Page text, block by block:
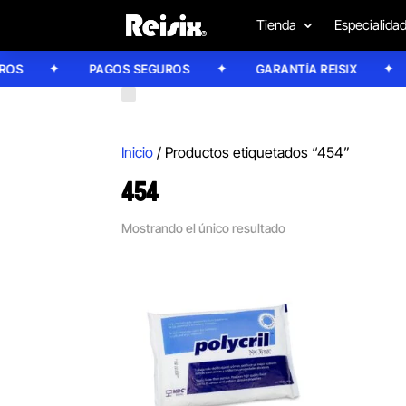
Tienda
PAGOS SEGUROS GARANTÍA REISIX
Inicio / Productos etiquetados “454”
454
Mostrando el único resultado